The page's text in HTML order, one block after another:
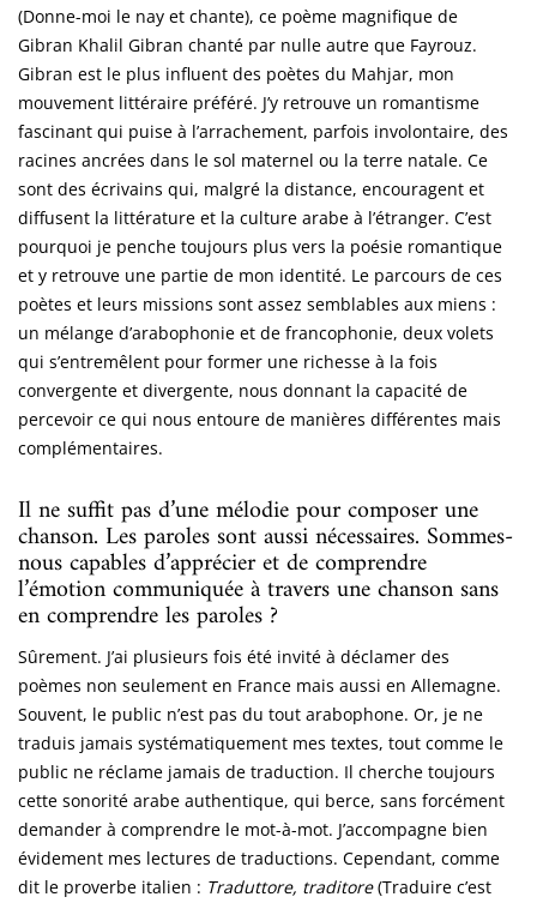
(Donne-moi le nay et chante), ce poème magnifique de
Gibran Khalil Gibran chanté par nulle autre que Fayrouz.
Gibran est le plus influent des poètes du Mahjar, mon
mouvement littéraire préféré. J’y retrouve un romantisme
fascinant qui puise à l’arrachement, parfois involontaire, des
racines ancrées dans le sol maternel ou la terre natale. Ce
sont des écrivains qui, malgré la distance, encouragent et
diffusent la littérature et la culture arabe à l’étranger. C’est
pourquoi je penche toujours plus vers la poésie romantique
et y retrouve une partie de mon identité. Le parcours de ces
poètes et leurs missions sont assez semblables aux miens :
un mélange d’arabophonie et de francophonie, deux volets
qui s’entremêlent pour former une richesse à la fois
convergente et divergente, nous donnant la capacité de
percevoir ce qui nous entoure de manières différentes mais
complémentaires.
Il ne suffit pas d’une mélodie pour composer une
chanson. Les paroles sont aussi nécessaires. Sommes-
nous capables d’apprécier et de comprendre
l’émotion communiquée à travers une chanson sans
en comprendre les paroles ?
Sûrement. J’ai plusieurs fois été invité à déclamer des
poèmes non seulement en France mais aussi en Allemagne.
Souvent, le public n’est pas du tout arabophone. Or, je ne
traduis jamais systématiquement mes textes, tout comme le
public ne réclame jamais de traduction. Il cherche toujours
cette sonorité arabe authentique, qui berce, sans forcément
demander à comprendre le mot-à-mot. J’accompagne bien
évidement mes lectures de traductions. Cependant, comme
dit le proverbe italien : Traduttore, traditore(Traduire c’est